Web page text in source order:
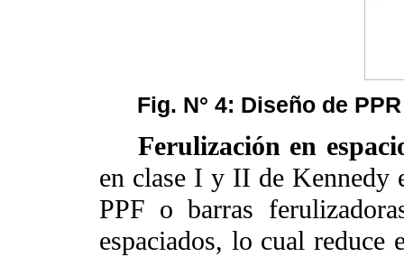
Fig. N° 4: Diseño de
Ferulización en
en clase I y II de Kennedy
PPF o barras
espaciados, lo cual